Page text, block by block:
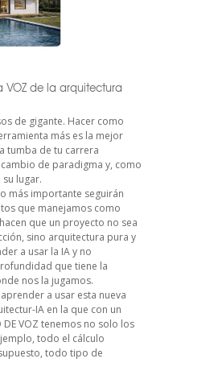
VOZ de la arquitectura
de gigante. Hacer como
más es la mejor
tumba de tu carrera
de paradigma y, como
lugar.
más importante seguirán
que manejamos como
que un proyecto no sea
sino arquitectura pura y
a usar la IA y no
que tiene la
nos la jugamos.
a usar esta nueva
IA en la que con un
DE VOZ tenemos no solo los
todo el cálculo
todo tipo de